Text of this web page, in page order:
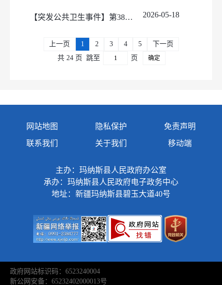
【突发公共卫生事件】第38个爱国卫生宣传月收官！玛纳斯县这波“硬核”操作，筑牢健康“防火墙” 2026-05-18
上一页 1 2 3 4 5
下一页
共 24 页
跳至 页 确定
网站地图 隐私保护
免责声明
联系我们
关于我们 移动端
主办：玛纳斯县人民政府办公室
承办：玛纳斯县人民政府电子政务中心
地址：新疆玛纳斯县碧玉大道40号
政府网站标识码：6523240004
新公网安备：65232402000013号